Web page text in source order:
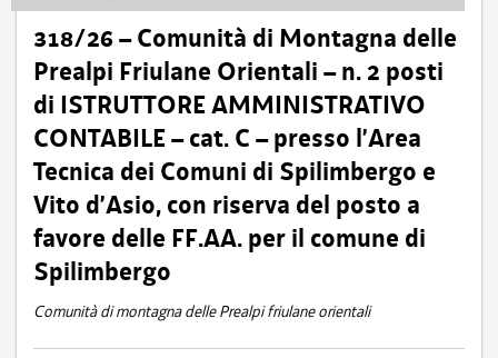
318/26 – Comunità di Montagna delle
Prealpi Friulane Orientali – n. 2 posti
di ISTRUTTORE AMMINISTRATIVO
CONTABILE – cat. C – presso l’Area
Tecnica dei Comuni di Spilimbergo e
Vito d’Asio, con riserva del posto a
favore delle FF.AA. per il comune di
Spilimbergo
Comunità di montagna delle Prealpi friulane orientali